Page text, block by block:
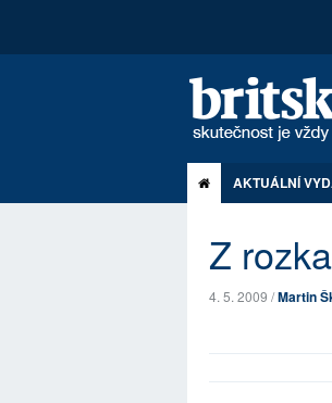
AKTUÁLNÍ
Z
4. 5. 2009 /Martin